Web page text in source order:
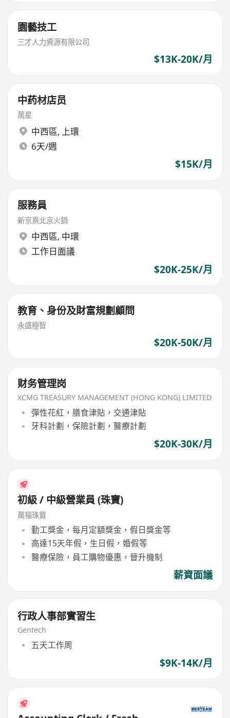
園藝技工
三才人力資源有限公司
$13K-20K/月
中药材店员
萬星
中西區, 上環
6天/週
$15K/月
服務員
新京熹北京火鍋
中西區, 中環
工作日面議
$20K-25K/月
教育、身份及財富規劃顧問
永盛極智
$20K-50K/月
财务管理岗
XCMG TREASURY MANAGEMENT (HONG KONG) LIMITED
彈性花紅，膳食津貼，交通津貼
牙科計劃，保險計劃，醫療計劃
$20K-30K/月
初級 / 中級營業員 (珠寶)
萬福珠寶
勤工獎金，每月定額獎金，假日獎金等
高達15天年假，生日假，婚假等
醫療保險，員工購物優惠，晉升機制
薪資面議
行政人事部實習生
Gentech
五天工作周
$9K-14K/月